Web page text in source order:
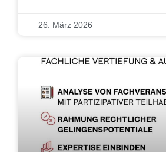
26. März 2026